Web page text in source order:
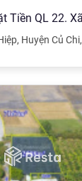
, Huyện Củ Chi,